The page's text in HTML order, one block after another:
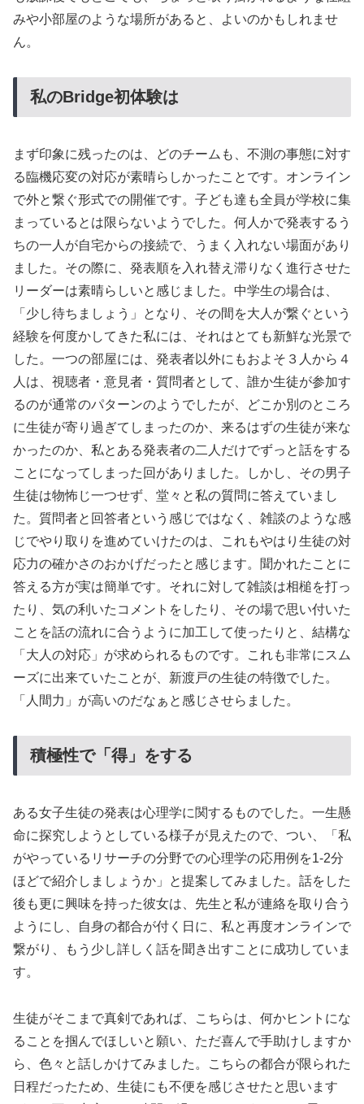
みや小部屋のような場所があると、よいのかもしれませ
ん。
私のBridge初体験は
まず印象に残ったのは、どのチームも、不測の事態に対す
る臨機応変の対応が素晴らしかったことです。オンライン
で外と繋ぐ形式での開催です。子ども達も全員が学校に集
まっているとは限らないようでした。何人かで発表するう
ちの一人が自宅からの接続で、うまく入れない場面があり
ました。その際に、発表順を入れ替え滞りなく進行させた
リーダーは素晴らしいと感じました。中学生の場合は、
「少し待ちましょう」となり、その間を大人が繋ぐという
経験を何度かしてきた私には、それはとても新鮮な光景で
した。一つの部屋には、発表者以外にもおよそ３人から４
人は、視聴者・意見者・質問者として、誰か生徒が参加す
るのが通常のパターンのようでしたが、どこか別のところ
に生徒が寄り過ぎてしまったのか、来るはずの生徒が来な
かったのか、私とある発表者の二人だけでずっと話をする
ことになってしまった回がありました。しかし、その男子
生徒は物怖じ一つせず、堂々と私の質問に答えていまし
た。質問者と回答者という感じではなく、雑談のような感
じでやり取りを進めていけたのは、これもやはり生徒の対
応力の確かさのおかげだったと感じます。聞かれたことに
答える方が実は簡単です。それに対して雑談は相槌を打っ
たり、気の利いたコメントをしたり、その場で思い付いた
ことを話の流れに合うように加工して使ったりと、結構な
「大人の対応」が求められるものです。これも非常にスム
ーズに出来ていたことが、新渡戸の生徒の特徴でした。
「人間力」が高いのだなぁと感じさせらました。
積極性で「得」をする
ある女子生徒の発表は心理学に関するものでした。一生懸
命に探究しようとしている様子が見えたので、つい、「私
がやっているリサーチの分野での心理学の応用例を1-2分
ほどで紹介しましょうか」と提案してみました。話をした
後も更に興味を持った彼女は、先生と私が連絡を取り合う
ようにし、自身の都合が付く日に、私と再度オンラインで
繋がり、もう少し詳しく話を聞き出すことに成功していま
す。
生徒がそこまで真剣であれば、こちらは、何かヒントにな
ることを掴んでほしいと願い、ただ喜んで手助けしますか
ら、色々と話しかけてみました。こちらの都合が限られた
日程だったため、生徒にも不便を感じさせたと思います